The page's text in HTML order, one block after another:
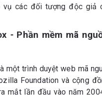
vụ các đối tượng độc giả
- Phần mềm mã
một trình duyệt web mã
Foundation và cộng
mắt lần đầu vào năm